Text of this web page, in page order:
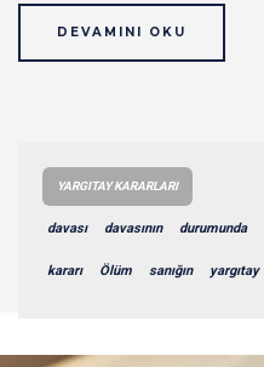
DEVAMINI OKU
YARGITAY KARARLARI
davası davasının durumunda
kararı Ölüm sanığın yargıtay